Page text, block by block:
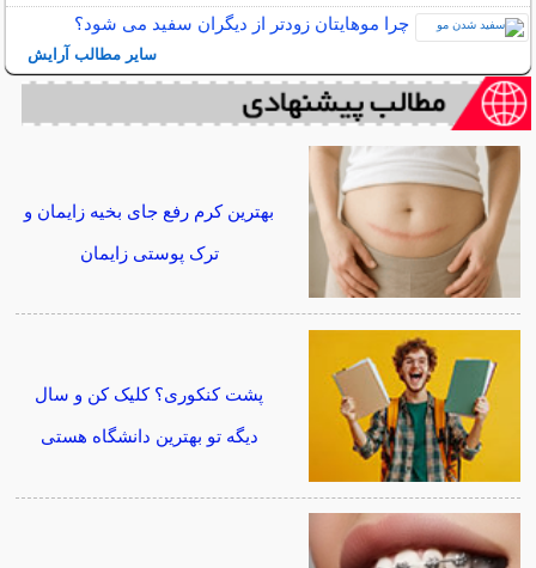
چرا موهایتان زودتر از دیگران سفید می شود؟
سایر مطالب آرایش
بهترین کرم رفع جای بخیه زایمان و
ترک پوستی زایمان
پشت کنکوری؟ کلیک کن و سال
دیگه تو بهترین دانشگاه هستی